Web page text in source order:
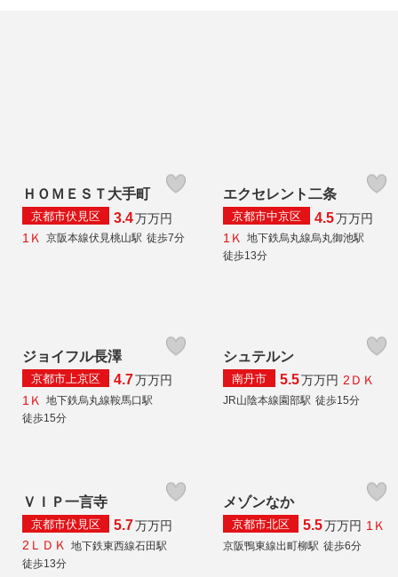
ＨＯＭＥＳＴ大手町
京都市伏見区 3.4万万円
1Ｋ
京阪本線伏見桃山駅 徒歩7分
エクセレント二条
京都市中京区 4.5万万円
1Ｋ
地下鉄烏丸線烏丸御池駅
徒歩13分
ジョイフル長澤
京都市上京区 4.7万万円
1Ｋ
地下鉄烏丸線鞍馬口駅
徒歩15分
シュテルン
南丹市 5.5万万円 2ＤＫ
JR山陰本線園部駅 徒歩15分
ＶＩＰ一言寺
京都市伏見区 5.7万万円
2ＬＤＫ 地下鉄東西線石田駅
徒歩13分
メゾンなか
京都市北区 5.5万万円 1Ｋ
京阪鴨東線出町柳駅 徒歩6分